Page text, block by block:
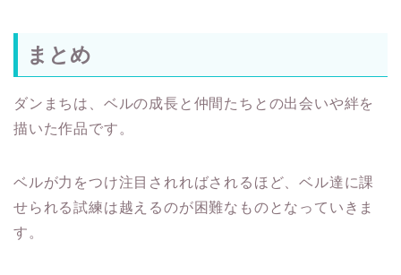
まとめ
ダンまちは、ベルの成長と仲間たちとの出会いや絆を
描いた作品です。
ベルが力をつけ注目されればされるほど、ベル達に課
せられる試練は越えるのが困難なものとなっていきま
す。